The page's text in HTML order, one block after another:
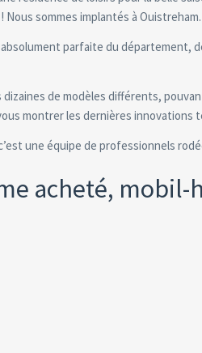
Nous sommes implantés à
parfaite du département,
dizaines de modèles différents,
montrer les dernières innovations
une équipe de professionnels
acheté, mobil-